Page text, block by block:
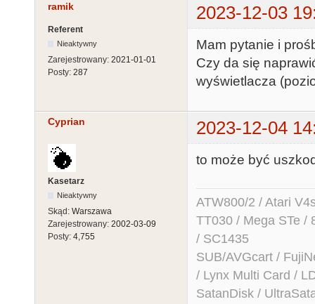
ramik 2023-12-03
Referent
Nieaktywny
Zarejestrowany: 2021-01-01
Posty: 287
Mam pytanie i
Czy da się
wyświetlacza
Cyprian 2023-12-04
Kasetarz
Nieaktywny
Skąd: Warszawa
Zarejestrowany: 2002-03-09
Posty: 4,755
to może być
ATW800/2 / Atari
TT030 / Mega STe /
/ SC1435
SUB/AVGcart /
/ Lynx Multi Card /
SatanDisk /